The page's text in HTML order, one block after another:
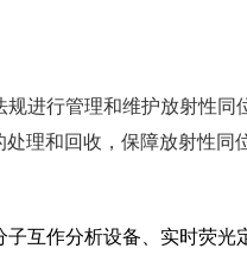
进行管理和维护放射性同
理和回收，保障放射性同
互作分析设备、实时荧光